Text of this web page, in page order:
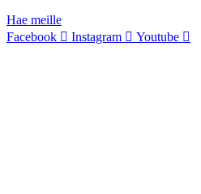
Hae meille
Facebook
Instagram Youtube